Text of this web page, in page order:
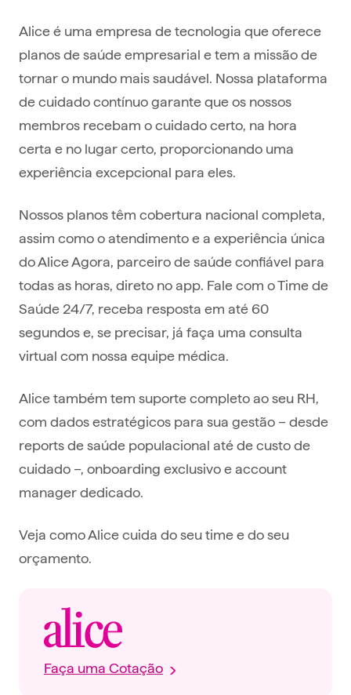
Alice é uma empresa de tecnologia que oferece
planos de saúde empresarial e tem a missão de
tornar o mundo mais saudável. Nossa plataforma
de cuidado contínuo garante que os nossos
membros recebam o cuidado certo, na hora
certa e no lugar certo, proporcionando uma
experiência excepcional para eles.
Nossos planos têm cobertura nacional completa,
assim como o atendimento e a experiência única
do Alice Agora, parceiro de saúde confiável para
todas as horas, direto no app. Fale com o Time de
Saúde 24/7, receba resposta em até 60
segundos e, se precisar, já faça uma consulta
virtual com nossa equipe médica.
Alice também tem suporte completo ao seu RH,
com dados estratégicos para sua gestão – desde
reports de saúde populacional até de custo de
cuidado –, onboarding exclusivo e account
manager dedicado.
Veja como Alice cuida do seu time e do seu
orçamento.
Faça uma Cotação